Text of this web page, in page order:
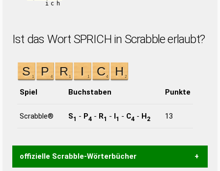
ich
Ist das Wort SPRICH in Scrabble erlaubt?
Spiel Buchstaben Punkte
Scrabble® S1 - P4 - R1 - I1 - C4 - H2 13
offizielle Scrabble-Wörterbücher